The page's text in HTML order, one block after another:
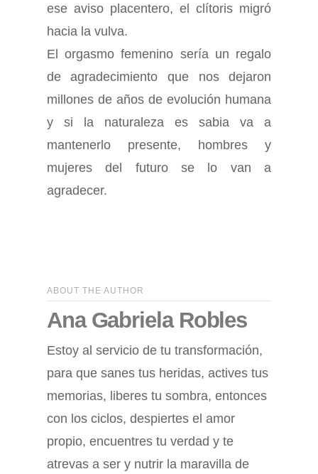
ese aviso placentero, el clítoris migró
hacia la vulva.
El orgasmo femenino sería un regalo
de agradecimiento que nos dejaron
millones de años de evolución humana
y si la naturaleza es sabia va a
mantenerlo presente, hombres y
mujeres del futuro se lo van a
agradecer.
ABOUT THE AUTHOR
Ana Gabriela Robles
Estoy al servicio de tu transformación,
para que sanes tus heridas, actives tus
memorias, liberes tu sombra, entonces
con los ciclos, despiertes el amor
propio, encuentres tu verdad y te
atrevas a ser y nutrir la maravilla de